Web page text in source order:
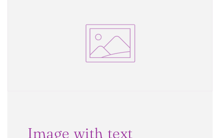
Image with text